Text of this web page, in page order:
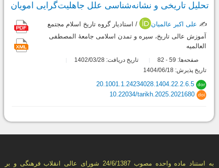
تحلیل تاریخی و نشانه‌شناسی علل جاهلیت‌گرایی امویان
✍️ علی اکبر عالمیان
/ استادیار گروه تاریخ اسلام مجتمع
آموزش عالی تاریخ، سیره و تمدن اسلامی جامعۀ المصطفی
العالمیه
صفحه‌ها: 59
-
تاریخ دریافت: 1402/03/28
تاریخ پذیرش: 1404/06/18
dor
20.1001.1.24234028.1404.22.2.6.5
doi
10.22034/tarikh.2025.2021680
به استناد ماده واحده مصوب 24/6/1387 شورای عالی انقلاب فرهنگی و بر